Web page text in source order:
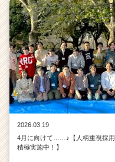
2026.03.19
4月に向けて……♪【人柄重視採用
積極実施中！】